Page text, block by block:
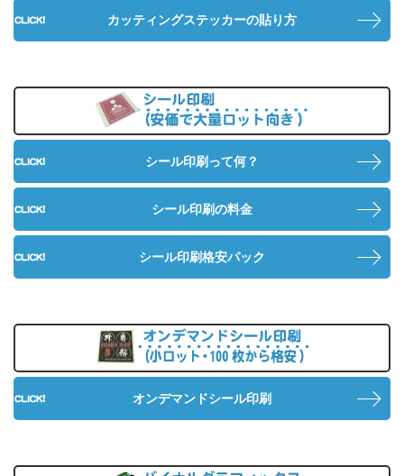
カッティングステッカーの貼り方
シール印刷って何？
シール印刷の料金
シール印刷格安パック
オンデマンドシール印刷